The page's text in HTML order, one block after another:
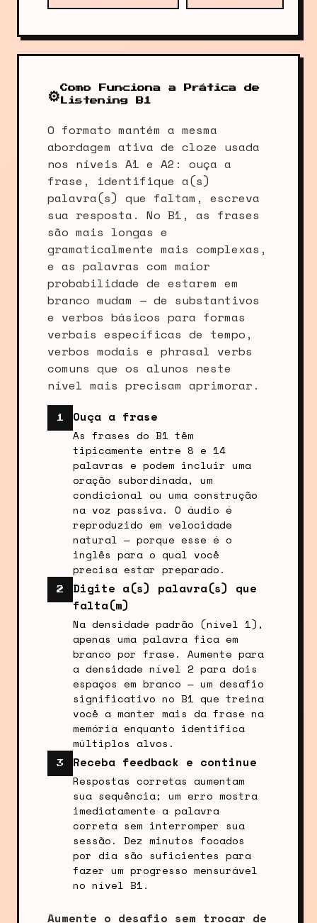
⚙️Como Funciona a Prática de
Listening B1
O formato mantém a mesma
abordagem ativa de cloze usada
nos níveis A1 e A2: ouça a
frase, identifique a(s)
palavra(s) que faltam, escreva
sua resposta. No B1, as frases
são mais longas e
gramaticalmente mais complexas,
e as palavras com maior
probabilidade de estarem em
branco mudam — de substantivos
e verbos básicos para formas
verbais específicas de tempo,
verbos modais e phrasal verbs
comuns que os alunos neste
nível mais precisam aprimorar.
1 Ouça a frase
As frases do B1 têm
tipicamente entre 8 e 14
palavras e podem incluir uma
oração subordinada, um
condicional ou uma construção
na voz passiva. O áudio é
reproduzido em velocidade
natural — porque esse é o
inglês para o qual você
precisa estar preparado.
2
Digite a(s) palavra(s) que
falta(m)
Na densidade padrão (nível 1),
apenas uma palavra fica em
branco por frase. Aumente para
a densidade nível 2 para dois
espaços em branco — um desafio
significativo no B1 que treina
você a manter mais da frase na
memória enquanto identifica
múltiplos alvos.
3 Receba feedback e continue
Respostas corretas aumentam
sua sequência; um erro mostra
imediatamente a palavra
correta sem interromper sua
sessão. Dez minutos focados
por dia são suficientes para
fazer um progresso mensurável
no nível B1.
Aumente o desafio sem trocar de